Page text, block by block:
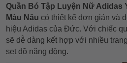
Quần Bó Tập Luyện Nữ Adidas
Màu Nâu có thiết kế đơn giản và
hiệu Adidas của Đức. Với chiếc
sẽ dễ dàng kết hợp với nhiều
set đồ năng động.